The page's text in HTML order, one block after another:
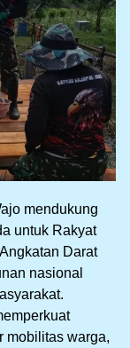
mendukung
untuk Rakyat
Darat
nasional
mobilitas warga,